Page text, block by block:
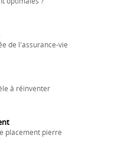
de l'assurance-vie
à réinventer
placement pierre